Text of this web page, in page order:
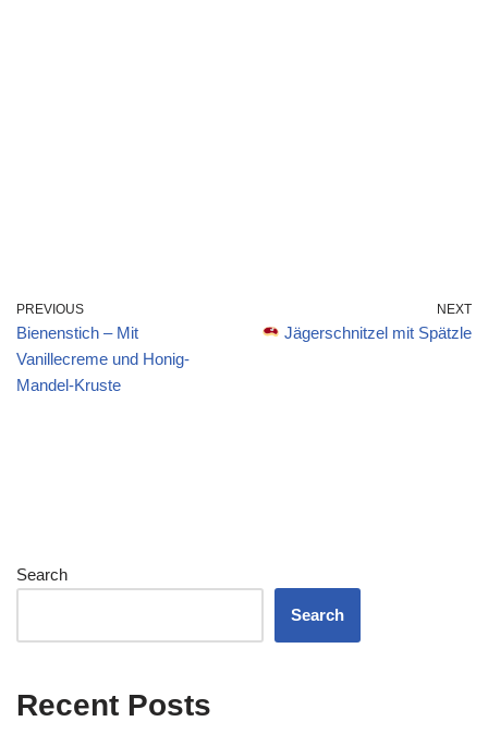
PREVIOUS
Bienenstich – Mit
Vanillecreme und Honig-
Mandel-Kruste
NEXT
Jägerschnitzel mit Spätzle
Search
Search
Recent Posts